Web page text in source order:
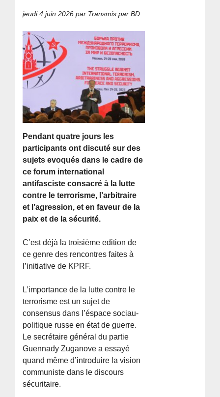
jeudi 4 juin 2026 par Transmis par BD
Pendant quatre jours les
participants ont discuté sur des
sujets evoqués dans le cadre de
ce forum international
antifasciste consacré à la lutte
contre le terrorisme, l’arbitraire
et l’agression, et en faveur de la
paix et de la sécurité.
C’est déjà la troisième edition de
ce genre des rencontres faites à
l’initiative de KPRF.
L’importance de la lutte contre le
terrorisme est un sujet de
consensus dans l’éspace sociau-
politique russe en état de guerre.
Le secrétaire général du partie
Guennady Zuganove a essayé
quand même d’introduire la vision
communiste dans le discours
sécuritaire.